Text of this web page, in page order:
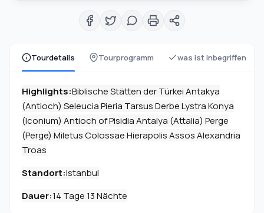
Tourdetails Tourprogramm was ist inbegriffen
Highlights:Biblische Stätten der Türkei Antakya
(Antioch) Seleucia Pieria Tarsus Derbe Lystra Konya
(Iconium) Antioch of Pisidia Antalya (Attalia) Perge
(Perge) Miletus Colossae Hierapolis Assos Alexandria
Troas
Standort:Istanbul
Dauer:14 Tage 13 Nächte